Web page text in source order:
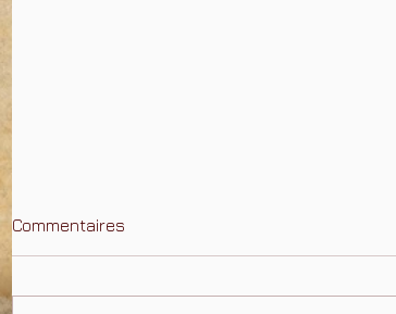
Commentaires